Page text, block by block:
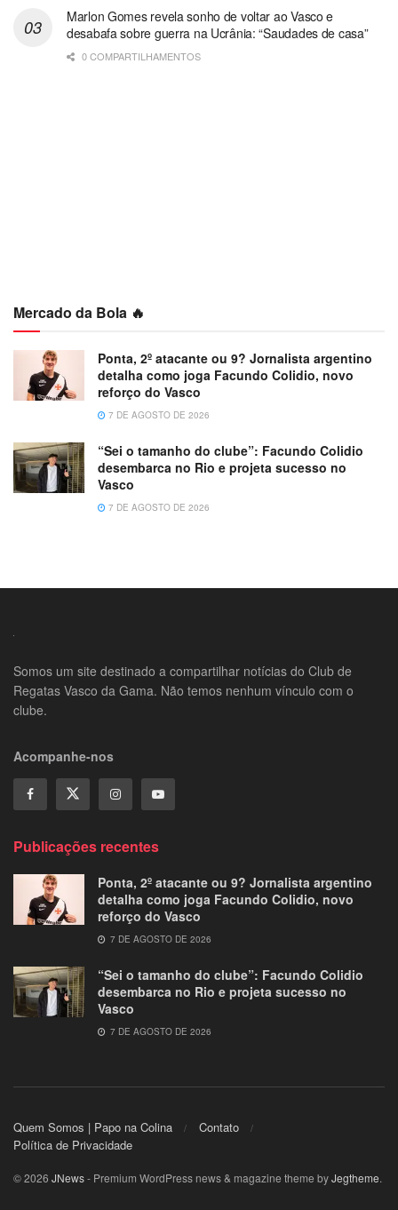
Marlon Gomes revela sonho de voltar ao Vasco e
desabafa sobre guerra na Ucrânia: “Saudades de casa”
0 COMPARTILHAMENTOS
Mercado da Bola 🔥
Ponta, 2º atacante ou 9? Jornalista argentino
detalha como joga Facundo Colidio, novo
reforço do Vasco
7 DE AGOSTO DE 2026
“Sei o tamanho do clube”: Facundo Colidio
desembarca no Rio e projeta sucesso no
Vasco
7 DE AGOSTO DE 2026
Somos um site destinado a compartilhar notícias do Club de
Regatas Vasco da Gama. Não temos nenhum vínculo com o
clube.
Acompanhe-nos
Publicações recentes
Ponta, 2º atacante ou 9? Jornalista argentino
detalha como joga Facundo Colidio, novo
reforço do Vasco
7 DE AGOSTO DE 2026
“Sei o tamanho do clube”: Facundo Colidio
desembarca no Rio e projeta sucesso no
Vasco
7 DE AGOSTO DE 2026
Quem Somos | Papo na Colina
Contato
Política de Privacidade
© 2026 JNews- Premium WordPress news & magazine theme byJegtheme.